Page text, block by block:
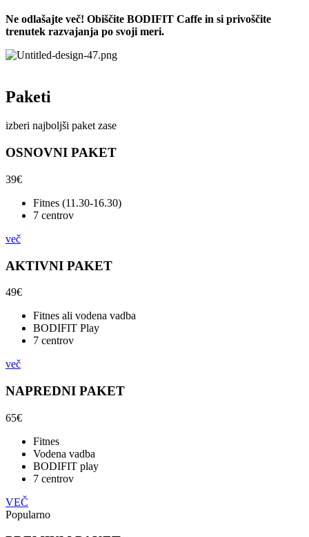
Ne odlašajte več! Obiščite BODIFIT Caffe in si privoščite
trenutek razvajanja po svoji meri.
Paketi
izberi najboljši paket zase
OSNOVNI PAKET
39€
Fitnes (11.30-16.30)
7 centrov
več
AKTIVNI PAKET
49€
Fitnes ali vodena vadba
BODIFIT Play
7 centrov
več
NAPREDNI PAKET
65€
Fitnes
Vodena vadba
BODIFIT play
7 centrov
VEČ
Popularno